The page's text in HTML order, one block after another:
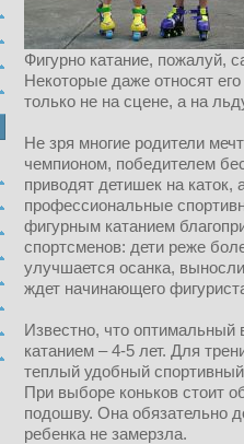
Фигурно катание, пожалуй,
Некоторые даже относят
только не на сцене, а на
Не зря многие родители
чемпионом, победителем
приводят детишек на каток,
профессиональные
фигурным катанием
спортсменов: дети реже
улучшается осанка,
ждет начинающего
Известно, что оптимальный
катанием – 4-5 лет. Для
теплый удобный
При выборе коньков стоит
подошву. Она обязательно
ребенка не замерзла.